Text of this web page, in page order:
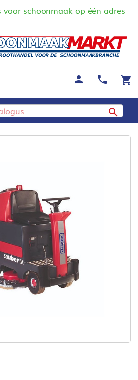
schoonmaak op één adres
shopping_cart
call
person
